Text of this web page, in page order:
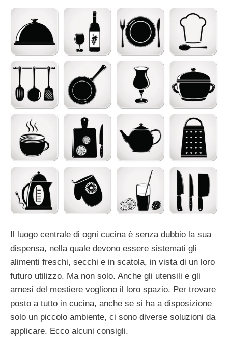
Il luogo centrale di ogni cucina è senza dubbio la sua
dispensa, nella quale devono essere sistemati gli
alimenti freschi, secchi e in scatola, in vista di un loro
futuro utilizzo. Ma non solo. Anche gli utensili e gli
arnesi del mestiere vogliono il loro spazio. Per trovare
posto a tutto in cucina, anche se si ha a disposizione
solo un piccolo ambiente, ci sono diverse soluzioni da
applicare. Ecco alcuni consigli.